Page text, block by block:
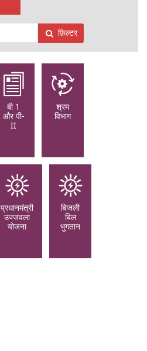
फ़िल्टर
बी 1
और पी-
II
श्रम
विभाग
प्रधानमंत्री
उज्जवला
योजना
बिजली
बिल
भुगतान